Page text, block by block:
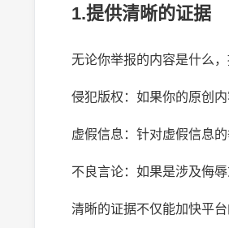
1.提供清晰的证据
无论你举报的内容是什么
侵犯版权：如果你的原创
虚假信息：针对虚假信息
不良言论：如果是涉及侮
清晰的证据不仅能加快平